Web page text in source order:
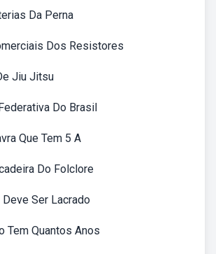
Da Perna
Dos Resistores
Jiu Jitsu
Do Brasil
Que Tem 5 A
Do Folclore
Deve Ser Lacrado
Tem Quantos Anos